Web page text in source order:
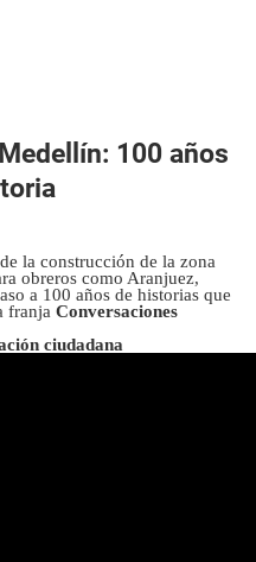
100 años
la construcción de la zona
obreros como Aranjuez,
a 100 años de historias que
franja Conversaciones
ciudadana